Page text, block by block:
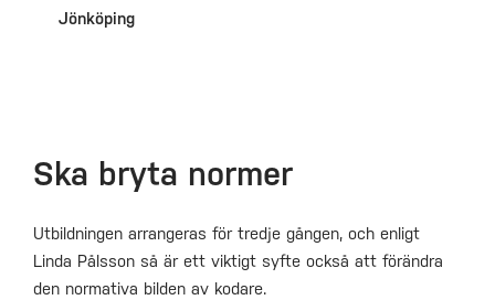
Jönköping
Ska bryta normer
Utbildningen arrangeras för tredje gången, och enligt
Linda Pålsson så är ett viktigt syfte också att förändra
den normativa bilden av kodare.